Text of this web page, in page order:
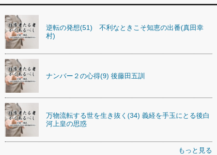
逆転の発想(51) 不利なときこそ知恵の出番(真田幸
村)
ナンバー２の心得(9) 後藤田五訓
万物流転する世を生き抜く(34) 義経を手玉にとる後白
河上皇の思惑
もっと見る